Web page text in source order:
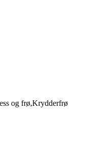
og frø,Krydderfrø